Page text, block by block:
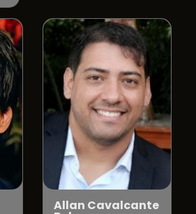
Allan Cavalcante